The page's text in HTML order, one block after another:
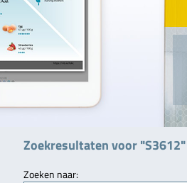
Zoekresultaten voor "S3612"
Zoeken naar: